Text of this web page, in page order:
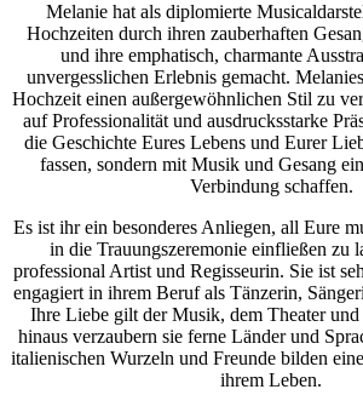
Melanie hat als diplomierte
Hochzeiten durch ihren zauberhaften
und ihre emphatisch, charmante
unvergesslichen Erlebnis gemacht.
Hochzeit einen außergewöhnlichen Stil zu
auf Professionalität und ausdrucksstarke
die Geschichte Eures Lebens und Eurer
fassen, sondern mit Musik und Gesang
Verbindung schaffen.
Es ist ihr ein besonderes Anliegen, all Eure
in die Trauungszeremonie einfließen zu
professional Artist und Regisseurin. Sie ist
engagiert in ihrem Beruf als Tänzerin,
Ihre Liebe gilt der Musik, dem Theater
hinaus verzaubern sie ferne Länder und
italienischen Wurzeln und Freunde bilden
ihrem Leben.